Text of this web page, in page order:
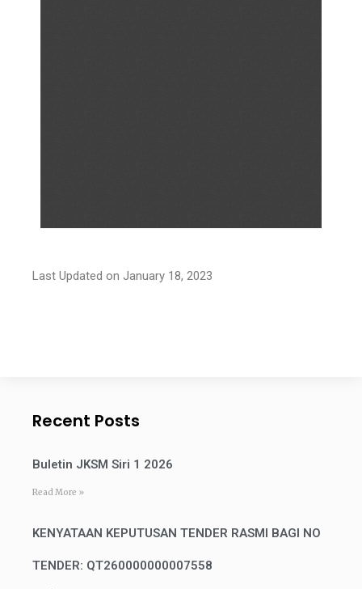
Last Updated on January 18, 2023
Recent Posts
Buletin JKSM Siri 1 2026
Read More »
KENYATAAN KEPUTUSAN TENDER RASMI BAGI NO
TENDER: QT260000000007558